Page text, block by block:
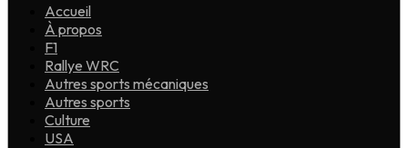
Accueil
À propos
F1
Rallye WRC
Autres sports mécaniques
Autres sports
Culture
USA